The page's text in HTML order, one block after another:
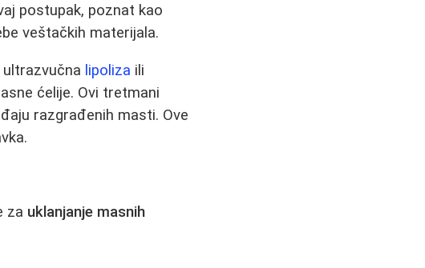
postupak, poznat kao
veštačkih materijala.
lipoliza ili
ćelije. Ovi tretmani
razgrađenih masti. Ove
za uklanjanje masnih